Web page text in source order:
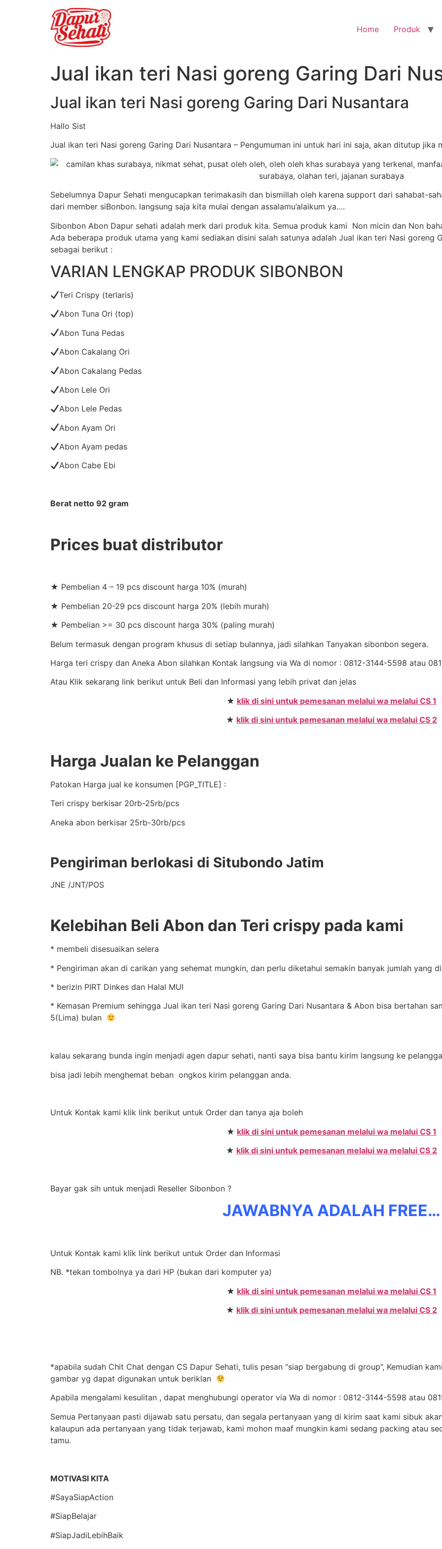
Home Produk
Jual ikan teri Nasi goreng Garing Dari
Jual ikan teri Nasi goreng Garing Dari Nusantara
Hallo Sist
Jual ikan teri Nasi goreng Garing Dari Nusantara – Pengumuman ini untuk hari ini saja, akan ditutup jika
Sebelumnya Dapur Sehati mengucapkan terimakasih dan bismillah oleh karena support dari sahabat-
dari member siBonbon. langsung saja kita mulai dengan assalamu’alaikum ya….
Sibonbon Abon Dapur sehati adalah merk dari produk kita. Semua produk kami Non micin dan Non
Ada beberapa produk utama yang kami sediakan disini salah satunya adalah Jual ikan teri Nasi goreng
sebagai berikut :
VARIAN LENGKAP PRODUK SIBONBON
Teri Crispy (terlaris)
Abon Tuna Ori (top)
Abon Tuna Pedas
Abon Cakalang Ori
Abon Cakalang Pedas
Abon Lele Ori
Abon Lele Pedas
Abon Ayam Ori
Abon Ayam pedas
Abon Cabe Ebi
Berat netto 92 gram
Prices buat distributor
★ Pembelian 4 – 19 pcs discount harga 10% (murah)
★ Pembelian 20-29 pcs discount harga 20% (lebih murah)
★ Pembelian >= 30 pcs discount harga 30% (paling murah)
Belum termasuk dengan program khusus di setiap bulannya, jadi silahkan Tanyakan sibonbon segera.
Harga teri crispy dan Aneka Abon silahkan Kontak langsung via Wa di nomor : 0812-3144-5598 atau
Atau Klik sekarang link berikut untuk Beli dan Informasi yang lebih privat dan jelas
★ klik di sini untuk pemesanan melalui wa melalui CS 1
★ klik di sini untuk pemesanan melalui wa melalui CS 2
Harga Jualan ke Pelanggan
Patokan Harga jual ke konsumen [PGP_TITLE] :
Teri crispy berkisar 20rb-25rb/pcs
Aneka abon berkisar 25rb-30rb/pcs
Pengiriman berlokasi di Situbondo Jatim
JNE /JNT/POS
Kelebihan Beli Abon dan Teri crispy pada kami
* membeli disesuaikan selera
* Pengiriman akan di carikan yang sehemat mungkin, dan perlu diketahui semakin banyak jumlah yang
* berizin PIRT Dinkes dan Halal MUI
* Kemasan Premium sehingga Jual ikan teri Nasi goreng Garing Dari Nusantara & Abon bisa bertahan
5(Lima) bulan
kalau sekarang bunda ingin menjadi agen dapur sehati, nanti saya bisa bantu kirim langsung ke
bisa jadi lebih menghemat beban ongkos kirim pelanggan anda.
Untuk Kontak kami klik link berikut untuk Order dan tanya aja boleh
★ klik di sini untuk pemesanan melalui wa melalui CS 1
★ klik di sini untuk pemesanan melalui wa melalui CS 2
Bayar gak sih untuk menjadi Reseller Sibonbon ?
JAWABNYA ADALAH FREE…
Untuk Kontak kami klik link berikut untuk Order dan Informasi
NB. *tekan tombolnya ya dari HP (bukan dari komputer ya)
★ klik di sini untuk pemesanan melalui wa melalui CS 1
★ klik di sini untuk pemesanan melalui wa melalui CS 2
*apabila sudah Chit Chat dengan CS Dapur Sehati, tulis pesan “siap bergabung di group”, Kemudian
gambar yg dapat digunakan untuk beriklan
Apabila mengalami kesulitan , dapat menghubungi operator via Wa di nomor : 0812-3144-5598 atau
Semua Pertanyaan pasti dijawab satu persatu, dan segala pertanyaan yang di kirim saat kami sibuk
kalaupun ada pertanyaan yang tidak terjawab, kami mohon maaf mungkin kami sedang packing atau
tamu.
MOTIVASI KITA
#SayaSiapAction
#SiapBelajar
#SiapJadiLebihBaik